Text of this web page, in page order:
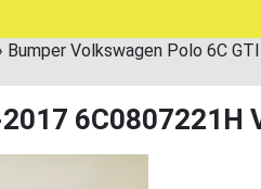
Bumper Volkswagen Polo 6C
6C0807221H